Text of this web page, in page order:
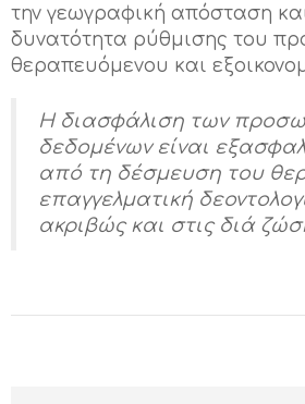
την γεωγραφική απόσταση
δυνατότητα ρύθμισης του
θεραπευόμενου και
Η διασφάλιση των
δεδομένων είναι
από τη δέσμευση του
επαγγελματική
ακριβώς και στις διά